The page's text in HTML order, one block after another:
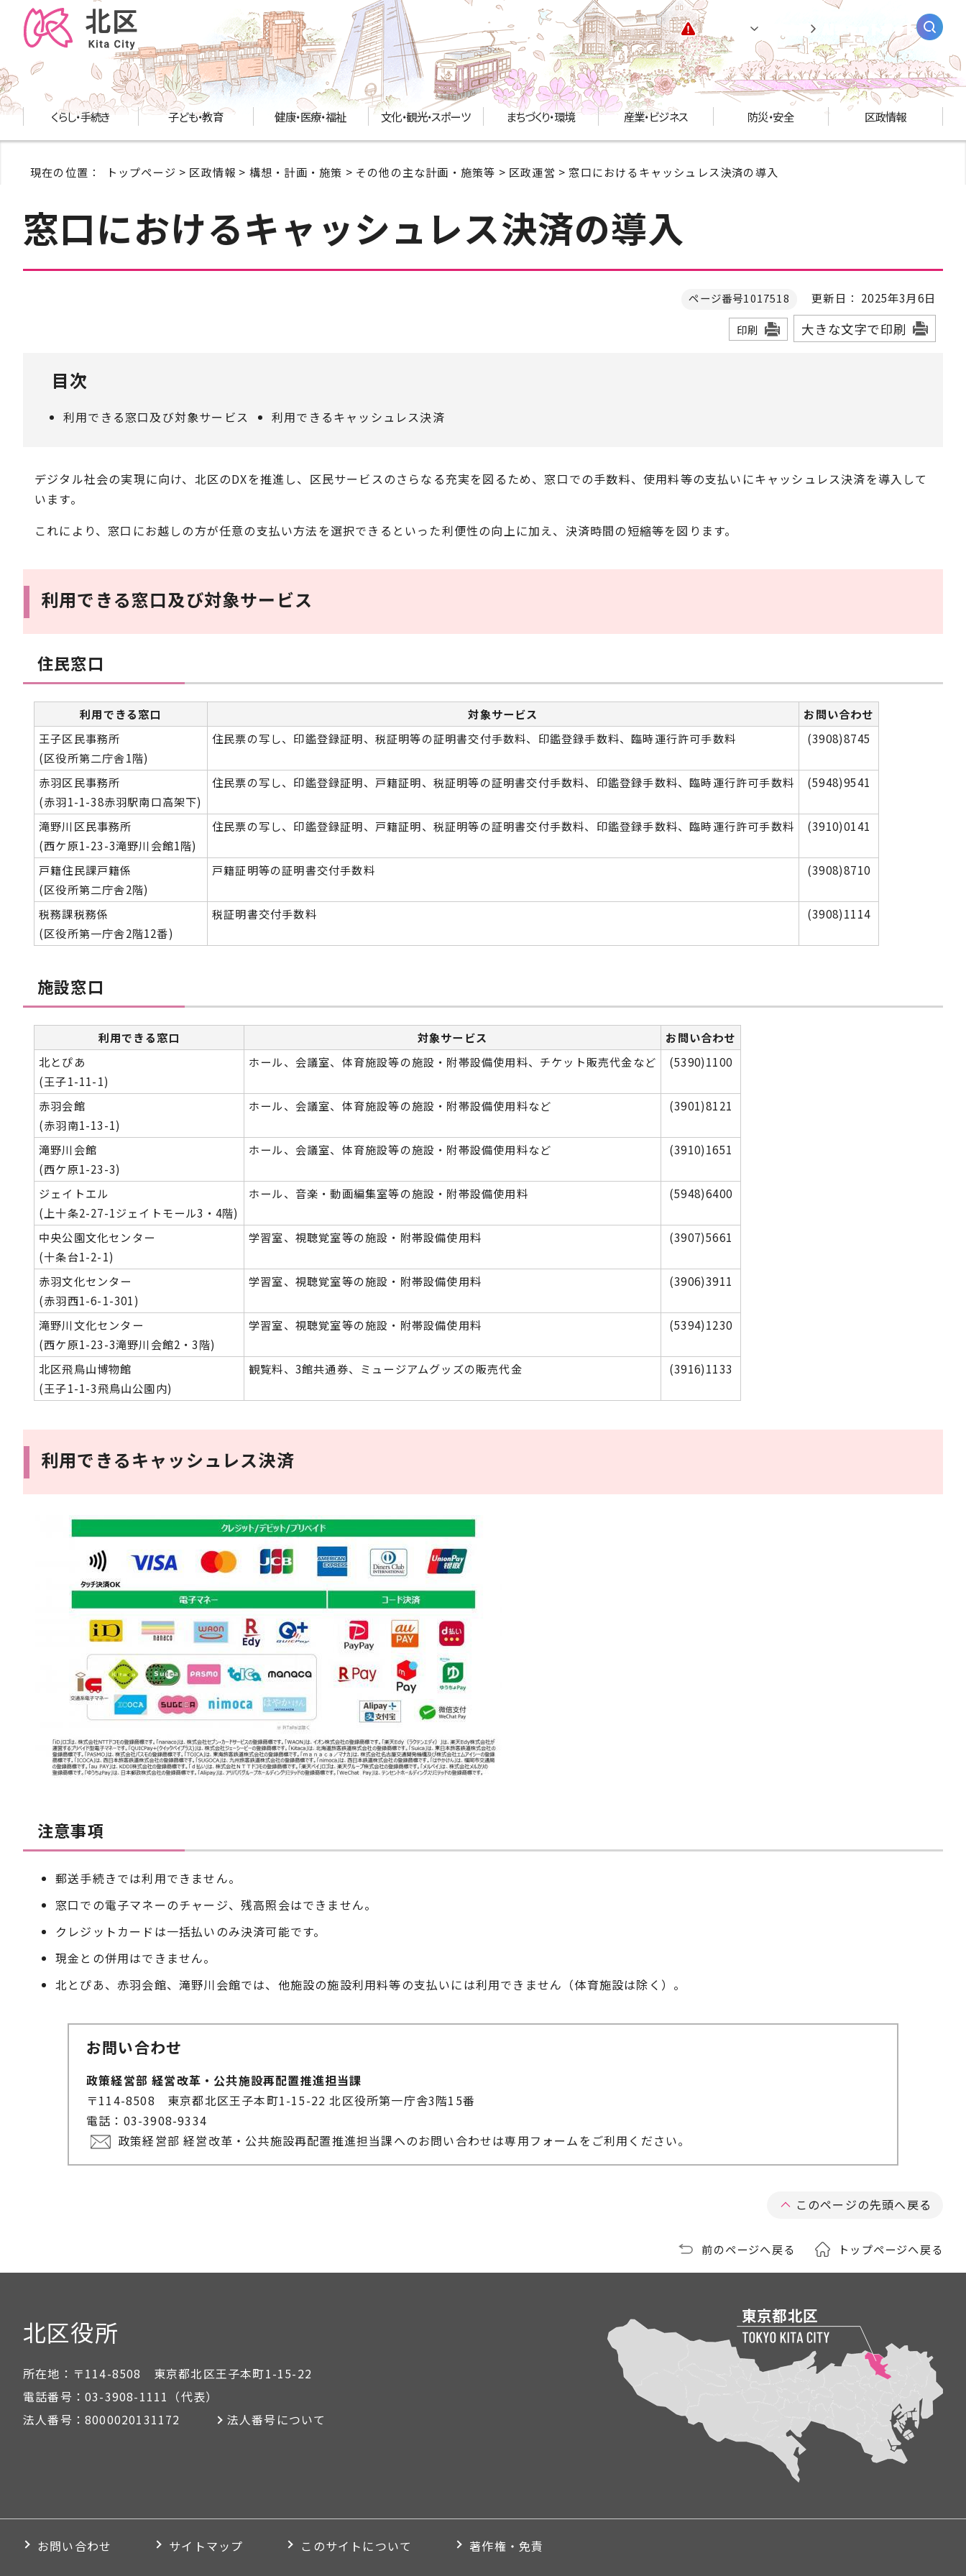
緊急情報 AIチャットボット
くらし・手続き 子ども・教育 健康・医療・福祉 文化・観光・スポーツ まちづくり・環境 産業・ビジネス 防災・安全 区政情報
現在の位置： トップページ > 区政情報 > 構想・計画・施策 > その他の主な計画・施策等 > 区政運営 > 窓口におけるキャッシュレス決済の導入
窓口におけるキャッシュレス決済の導入
ページ番号1017518 更新日： 2025年3月6日
印刷 大きな文字で印刷
目次
利用できる窓口及び対象サービス 利用できるキャッシュレス決済
デジタル社会の実現に向け、北区のDXを推進し、区民サービスのさらなる充実を図るため、窓口での手数料、使用料等の支払いにキャッシュレス決済を導入して
います。
これにより、窓口にお越しの方が任意の支払い方法を選択できるといった利便性の向上に加え、決済時間の短縮等を図ります。
利用できる窓口及び対象サービス
住民窓口
利用できる窓口 対象サービス
お問い合わせ
王子区民事務所
(区役所第二庁舎1階)
住民票の写し、印鑑登録証明、税証明等の証明書交付手数料、印鑑登録手数料、臨時運行許可手数料 (3908)8745
赤羽区民事務所
(赤羽1-1-38赤羽駅南口高架下)
住民票の写し、印鑑登録証明、戸籍証明、税証明等の証明書交付手数料、印鑑登録手数料、臨時運行許可手数料 (5948)9541
滝野川区民事務所
(西ケ原1-23-3滝野川会館1階)
住民票の写し、印鑑登録証明、戸籍証明、税証明等の証明書交付手数料、印鑑登録手数料、臨時運行許可手数料 (3910)0141
戸籍住民課戸籍係
(区役所第二庁舎2階)
戸籍証明等の証明書交付手数料 (3908)8710
税務課税務係
(区役所第一庁舎2階12番)
税証明書交付手数料 (3908)1114
施設窓口
利用できる窓口 対象サービス
お問い合わせ
北とぴあ
(王子1-11-1)
ホール、会議室、体育施設等の施設・附帯設備使用料、チケット販売代金など (5390)1100
赤羽会館
(赤羽南1-13-1)
ホール、会議室、体育施設等の施設・附帯設備使用料など (3901)8121
滝野川会館
(西ケ原1-23-3)
ホール、会議室、体育施設等の施設・附帯設備使用料など (3910)1651
ジェイトエル
(上十条2-27-1ジェイトモール3・4階)
ホール、音楽・動画編集室等の施設・附帯設備使用料 (5948)6400
中央公園文化センター
(十条台1-2-1)
学習室、視聴覚室等の施設・附帯設備使用料 (3907)5661
赤羽文化センター
(赤羽西1-6-1-301)
学習室、視聴覚室等の施設・附帯設備使用料 (3906)3911
滝野川文化センター
(西ケ原1-23-3滝野川会館2・3階)
学習室、視聴覚室等の施設・附帯設備使用料 (5394)1230
北区飛鳥山博物館
(王子1-1-3飛鳥山公園内)
観覧料、3館共通券、ミュージアムグッズの販売代金 (3916)1133
利用できるキャッシュレス決済
注意事項
郵送手続きでは利用できません。
窓口での電子マネーのチャージ、残高照会はできません。
クレジットカードは一括払いのみ決済可能です。
現金との併用はできません。
北とぴあ、赤羽会館、滝野川会館では、他施設の施設利用料等の支払いには利用できません（体育施設は除く）。
お問い合わせ
政策経営部 経営改革・公共施設再配置推進担当課
〒114-8508 東京都北区王子本町1-15-22 北区役所第一庁舎3階15番
電話：03-3908-9334
政策経営部 経営改革・公共施設再配置推進担当課へのお問い合わせは専用フォームをご利用ください。
このページの先頭へ戻る
前のページへ戻る トップページへ戻る
北区役所
所在地： 〒114-8508 東京都北区王子本町1-15-22
電話番号： 03-3908-1111 （代表）
法人番号： 8000020131172 法人番号について
お問い合わせ サイトマップ このサイトについて 著作権・免責